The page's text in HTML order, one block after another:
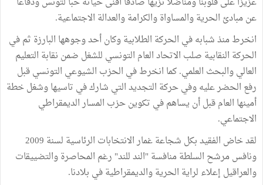
عن مبادئ الحرية والمساواة والكرامة والعدالة الاجتماعية.
انخرط منذ شبابه في الحركة الطلابية وكان أحد وجوهها البارزة ثم في
الحركة النقابية صلب الاتحاد العام التونسي للشغل ضمن نقابة التعليم
العالي والبحث العلمي. كما انخرط في الحزب الشيوعي التونسي قبل
رفع الحضر عليه وفي حركة التجديد التي شارك في تاسيها وشغل خطة
أمينها العام قبل أن يساهم في تكوين حزب المسار الديمقراطي
الاجتماعي.
لقد خاض الفقيد بكل شجاعة غمار الانتخابات الرئاسية لسنة 2009
ونافس مرشح السلطة منافسة "الند للند" رغم المحاصرة والتضييقات
والعراقيل إعلاء لراية الحرية والديمقراطية في بلادنا.